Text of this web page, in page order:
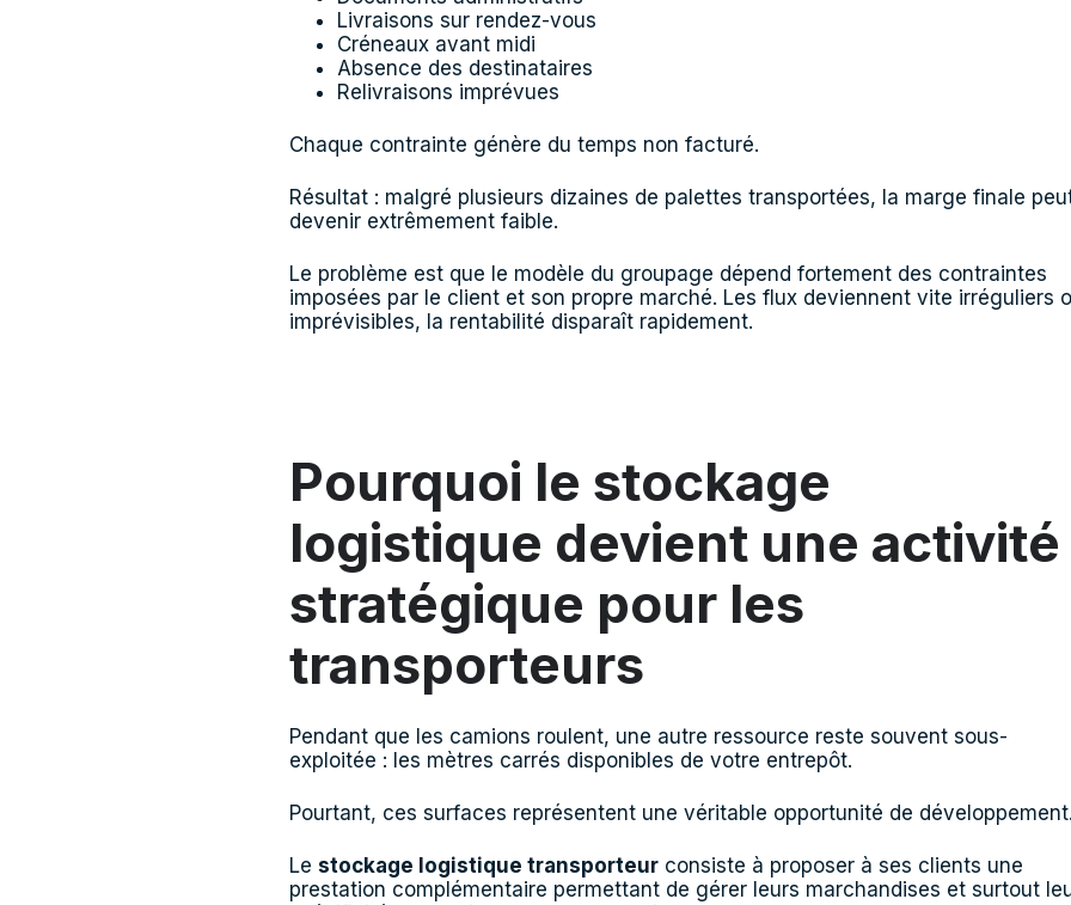
Livraisons sur rendez-vous
Créneaux avant midi
Absence des destinataires
Relivraisons imprévues
Chaque contrainte génère du temps non facturé.
Résultat : malgré plusieurs dizaines de palettes transportées, la marge finale
devenir extrêmement faible.
Le problème est que le modèle du groupage dépend fortement des contraintes
imposées par le client et son propre marché. Les flux deviennent vite irréguliers
imprévisibles, la rentabilité disparaît rapidement.
Pourquoi le stockage
logistique devient une activité
stratégique pour les
transporteurs
Pendant que les camions roulent, une autre ressource reste souvent sous-
exploitée : les mètres carrés disponibles de votre entrepôt.
Pourtant, ces surfaces représentent une véritable opportunité de
Lestockage logistique transporteur consiste à proposer à ses clients une
prestation complémentaire permettant de gérer leurs marchandises et surtout